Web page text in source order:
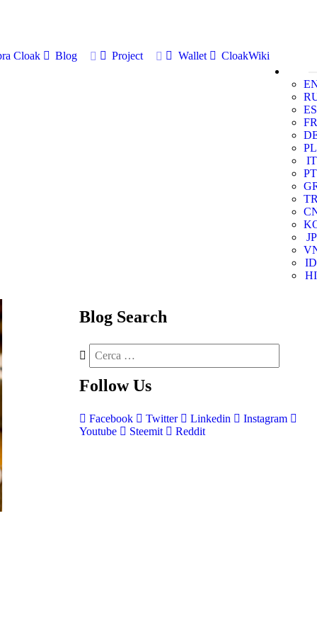
Cloak Blog Project Wallet
CloakWiki
ES
FR
PL
IT
PT
JP
ID
HI
Blog Search
Follow Us
Facebook Twitter Linkedin
Instagram
Youtube
Steemit Reddit